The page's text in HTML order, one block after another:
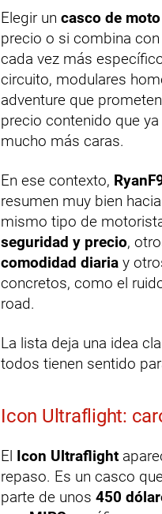
Elegir un casco de moto
precio o si combina
cada vez más
circuito, modulares
adventure que
precio contenido que
mucho más caras.
En ese contexto,
resumen muy bien
mismo tipo de
seguridad y precio,
comodidad diaria y
concretos, como el
road.
La lista deja una idea
todos tienen sentido
Icon Ultraflight:
El Icon Ultraflight
repaso. Es un casco
parte de unos 450